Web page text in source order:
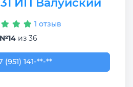
1 отзыв
№14 из 36
141-00-66
(951) 141-**-**